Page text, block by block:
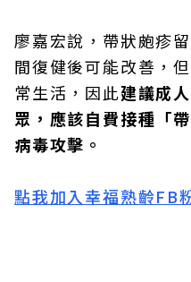
廖嘉宏說，帶狀皰疹
間復健後可能改善，
常生活，因此建議成
眾，應該自費接種「
病毒攻擊。
點我加入幸福熟齡FB